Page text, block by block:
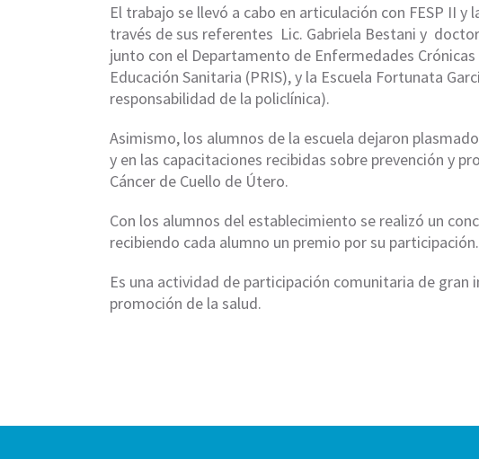
El trabajo se llevó a cabo en articulación con FESP II y
través de sus referentes Lic. Gabriela Bestani y
junto con el Departamento de Enfermedades
Educación Sanitaria (PRIS), y la Escuela Fortunata
responsabilidad de la policlínica).
Asimismo, los alumnos de la escuela dejaron
y en las capacitaciones recibidas sobre prevención y
Cáncer de Cuello de Útero.
Con los alumnos del establecimiento se realizó un
recibiendo cada alumno un premio por su participación.
Es una actividad de participación comunitaria de gran
promoción de la salud.